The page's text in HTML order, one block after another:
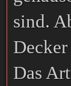
sind.
Das